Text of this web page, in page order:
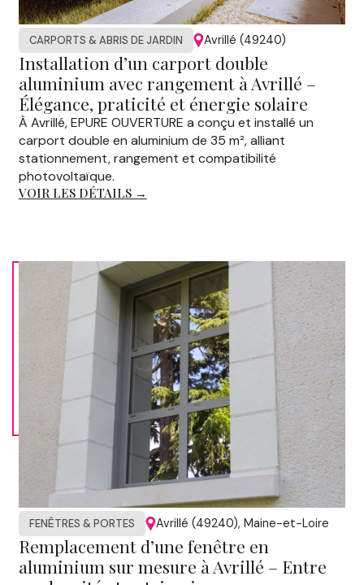
CARPORTS & ABRIS DE JARDIN Avrillé (49240)
Installation d’un carport double
aluminium avec rangement à Avrillé –
Élégance, praticité et énergie solaire
À Avrillé, EPURE OUVERTURE a conçu et installé un
carport double en aluminium de 35 m², alliant
stationnement, rangement et compatibilité
photovoltaïque.
VOIR LES DÉTAILS →
FENÊTRES & PORTES Avrillé (49240), Maine-et-Loire
Remplacement d’une fenêtre en
aluminium sur mesure à Avrillé – Entre